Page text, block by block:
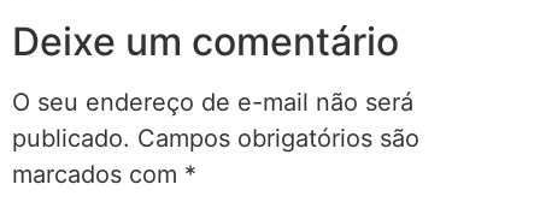
Deixe um comentário
O seu endereço de e-mail não será
publicado. Campos obrigatórios são
marcados com *